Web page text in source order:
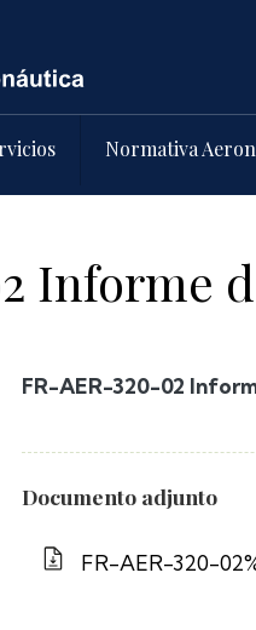
Normativa
Informe
FR-AER-320-02
Documento adjunto
FR-AER-320-